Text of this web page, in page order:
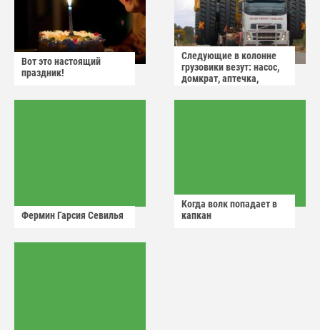
Вот это настоящий
праздник!
Следующие в колонне
грузовики везут: насос,
домкрат, аптечка,
Фермин Гарсия Севилья
Когда волк попадает в
капкан